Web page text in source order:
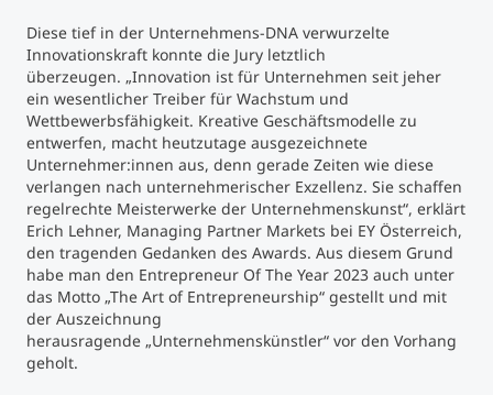
Diese tief in der Unternehmens-DNA verwurzelte
Innovationskraft konnte die Jury letztlich
überzeugen. „Innovation ist für Unternehmen seit jeher
ein wesentlicher Treiber für Wachstum und
Wettbewerbsfähigkeit. Kreative Geschäftsmodelle zu
entwerfen, macht heutzutage ausgezeichnete
Unternehmer:innen aus, denn gerade Zeiten wie diese
verlangen nach unternehmerischer Exzellenz. Sie schaffen
regelrechte Meisterwerke der Unternehmenskunst“, erklärt
Erich Lehner, Managing Partner Markets bei EY Österreich,
den tragenden Gedanken des Awards. Aus diesem Grund
habe man den Entrepreneur Of The Year 2023 auch unter
das Motto „The Art of Entrepreneurship“ gestellt und mit
der Auszeichnung
herausragende „Unternehmenskünstler“ vor den Vorhang
geholt.